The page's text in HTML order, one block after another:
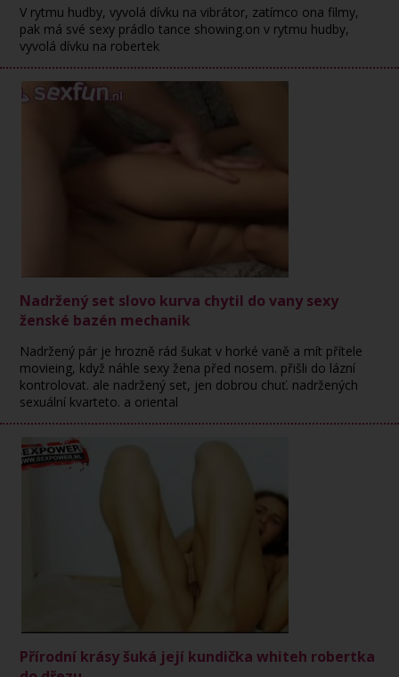
V rytmu hudby, vyvolá dívku na vibrátor, zatímco ona filmy,
pak má své sexy prádlo tance showing.on v rytmu hudby,
vyvolá dívku na robertek
Nadržený set slovo kurva chytil do vany sexy
ženské bazén mechanik
Nadržený pár je hrozně rád šukat v horké vaně a mít přítele
movieing, když náhle sexy žena před nosem. přišli do lázní
kontrolovat. ale nadržený set, jen dobrou chuť. nadržených
sexuální kvarteto. a oriental
Přírodní krásy šuká její kundička whiteh robertka